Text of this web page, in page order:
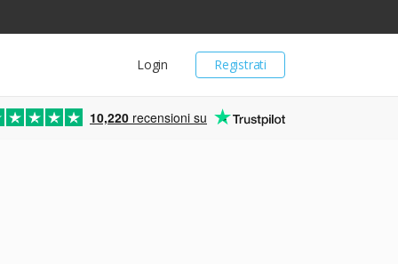
Registrati
Login
10,220 recensioni su